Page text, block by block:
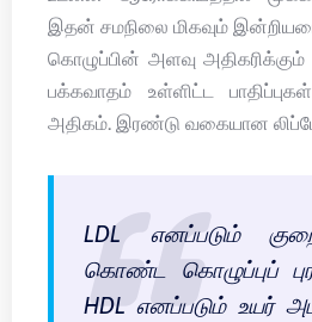
இதன் சமநிலை மிகவும்
கொழுப்பின் அளவு
பக்கவாதம் உள்ளிட்ட
அதிகம். இரண்டு வகையான
LDL எனப்படும்
கொண்ட கொழுப்புப்
HDL எனப்படும் உயர்